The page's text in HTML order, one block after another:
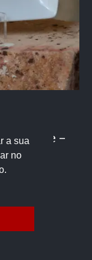
a sua
no
Alegre –